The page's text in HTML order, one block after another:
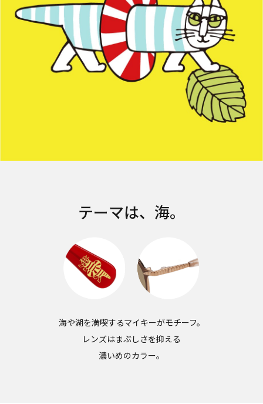
テーマは、海。
海や湖を満喫するマイキーがモチーフ。
レンズはまぶしさを抑える
濃いめのカラー。